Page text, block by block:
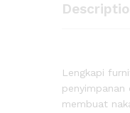
Lengkapi
membuat